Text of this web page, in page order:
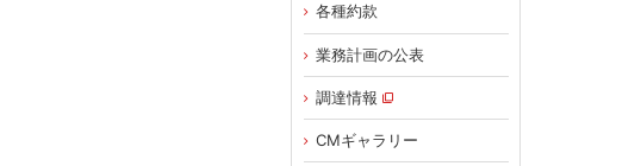
各種約款
業務計画の公表
調達情報
CMギャラリー